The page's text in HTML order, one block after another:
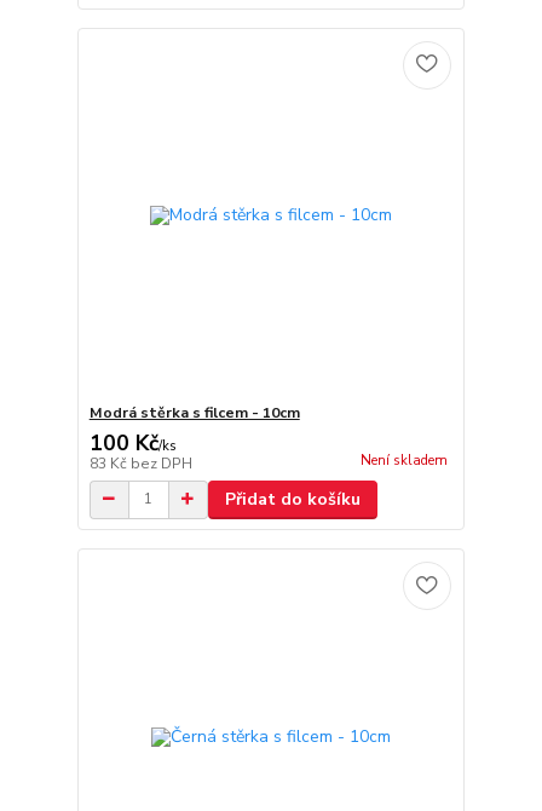
Modrá stěrka s filcem - 10cm
100 Kč/ks
83 Kč bez DPH Není skladem
Přidat do košíku